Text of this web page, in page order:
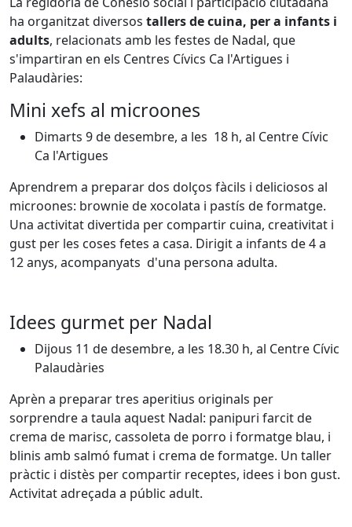
ha organitzat diversos tallers de cuina, per a infants i
adults, relacionats amb les festes de Nadal, que
s'impartiran en els Centres Cívics Ca l'Artigues i
Palaudàries:
Mini xefs al microones
Dimarts 9 de desembre, a les 18 h, al Centre Cívic
Ca l'Artigues
Aprendrem a preparar dos dolços fàcils i deliciosos al
microones: brownie de xocolata i pastís de formatge.
Una activitat divertida per compartir cuina, creativitat i
gust per les coses fetes a casa. Dirigit a infants de 4 a
12 anys, acompanyats d'una persona adulta.
Idees gurmet per Nadal
Dijous 11 de desembre, a les 18.30 h, al Centre Cívic
Palaudàries
Aprèn a preparar tres aperitius originals per
sorprendre a taula aquest Nadal: panipuri farcit de
crema de marisc, cassoleta de porro i formatge blau, i
blinis amb salmó fumat i crema de formatge. Un taller
pràctic i distès per compartir receptes, idees i bon gust.
Activitat adreçada a públic adult.